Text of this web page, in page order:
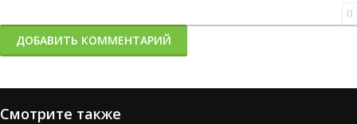
0
ДОБАВИТЬ КОММЕНТАРИЙ
Смотрите также